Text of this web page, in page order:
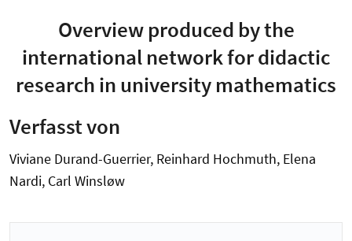
Overview produced by the
international network for didactic
research in university mathematics
Verfasst von
Viviane Durand-Guerrier, Reinhard Hochmuth, Elena
Nardi, Carl Winsløw